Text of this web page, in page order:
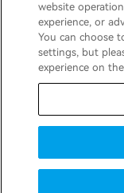
音楽ストリー
プライバシー通
私の情報を販売
Japan / 日本語
Copyright ©
website
experience, or
You can choose
settings, but
experience on